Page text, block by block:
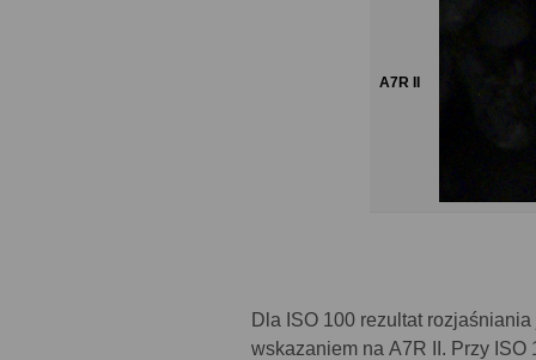
A7R II
Dla ISO 100 rezultat
wskazaniem na A7R II. Przy